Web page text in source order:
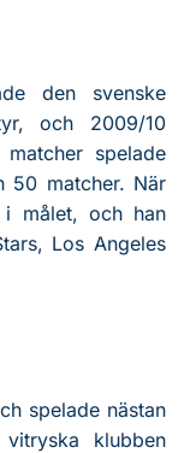
den svenske
och 2009/10
spelade
50 matcher. När
målet, och han
Los Angeles
spelade nästan
klubben